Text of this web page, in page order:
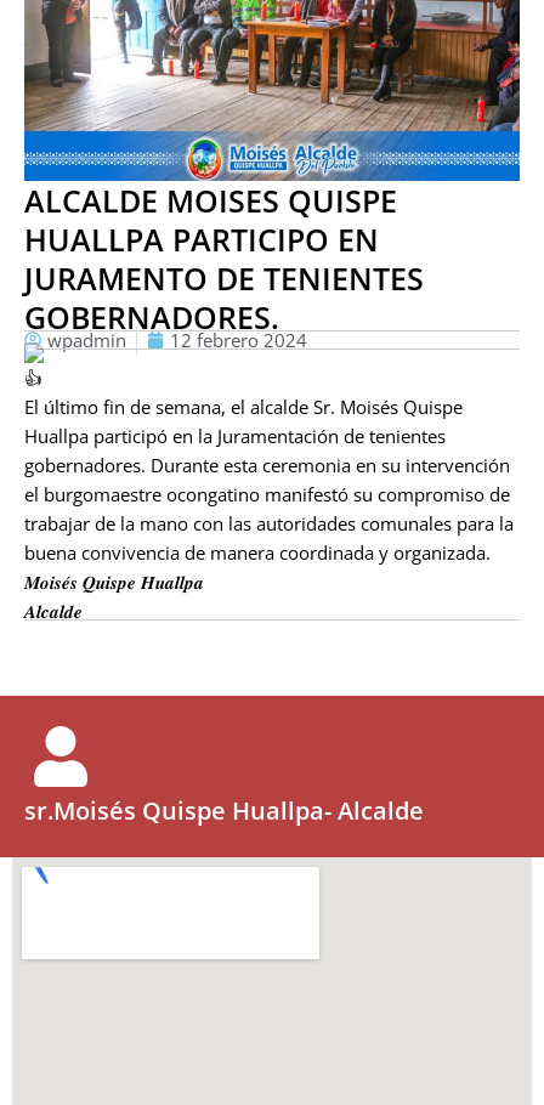
ALCALDE MOISES QUISPE
HUALLPA PARTICIPO EN
JURAMENTO DE TENIENTES
GOBERNADORES.
wpadmin 12 febrero 2024
El último fin de semana, el alcalde Sr. Moisés Quispe
Huallpa participó en la Juramentación de tenientes
gobernadores. Durante esta ceremonia en su intervención
el burgomaestre ocongatino manifestó su compromiso de
trabajar de la mano con las autoridades comunales para la
buena convivencia de manera coordinada y organizada.
𝑴𝒐𝒊𝒔𝒆́𝒔 𝑸𝒖𝒊𝒔𝒑𝒆 𝑯𝒖𝒂𝒍𝒍𝒑𝒂
𝑨𝒍𝒄𝒂𝒍𝒅𝒆
sr.Moisés Quispe Huallpa- Alcalde